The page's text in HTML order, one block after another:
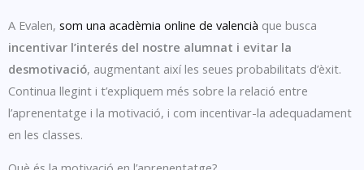
A Evalen, som una acadèmia online de valencià que busca
incentivar l’interés del nostre alumnat i evitar la
desmotivació, augmentant així les seues probabilitats d’èxit.
Continua llegint i t’expliquem més sobre la relació entre
l’aprenentatge i la motivació, i com incentivar-la adequadament
en les classes.